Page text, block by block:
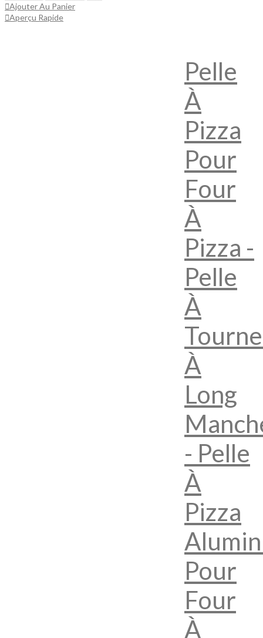
Ajouter Au Panier
Aperçu Rapide
Pelle
À
Pizza
Pour
Four
À
Pizza -
Pelle
À
À
Long
- Pelle
À
Pizza
Pour
Four
À